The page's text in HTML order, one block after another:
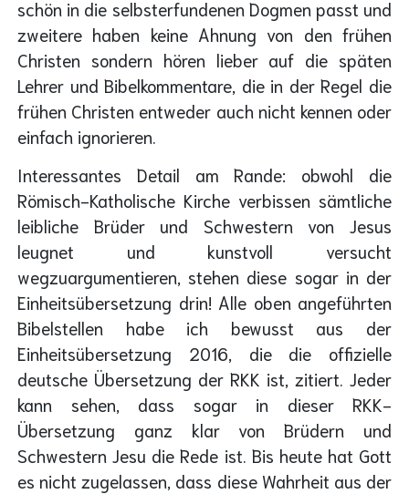
schön in die selbsterfundenen Dogmen passt und
zweitere haben keine Ahnung von den frühen
Christen sondern hören lieber auf die späten
Lehrer und Bibelkommentare, die in der Regel die
frühen Christen entweder auch nicht kennen oder
einfach ignorieren.
Interessantes Detail am Rande: obwohl die
Römisch-Katholische Kirche verbissen sämtliche
leibliche Brüder und Schwestern von Jesus
leugnet und kunstvoll versucht
wegzuargumentieren, stehen diese sogar in der
Einheitsübersetzung drin! Alle oben angeführten
Bibelstellen habe ich bewusst aus der
Einheitsübersetzung 2016, die die offizielle
deutsche Übersetzung der RKK ist, zitiert. Jeder
kann sehen, dass sogar in dieser RKK-
Übersetzung ganz klar von Brüdern und
Schwestern Jesu die Rede ist. Bis heute hat Gott
es nicht zugelassen, dass diese Wahrheit aus der